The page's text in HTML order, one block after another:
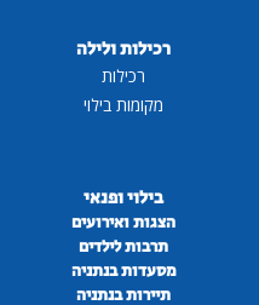
רכילות ולילה
רכילות
מקומות בילוי
בילוי ופנאי
הצגות ואירועים
תרבות לילדים
מסעדות בנתניה
תיירות בנתניה